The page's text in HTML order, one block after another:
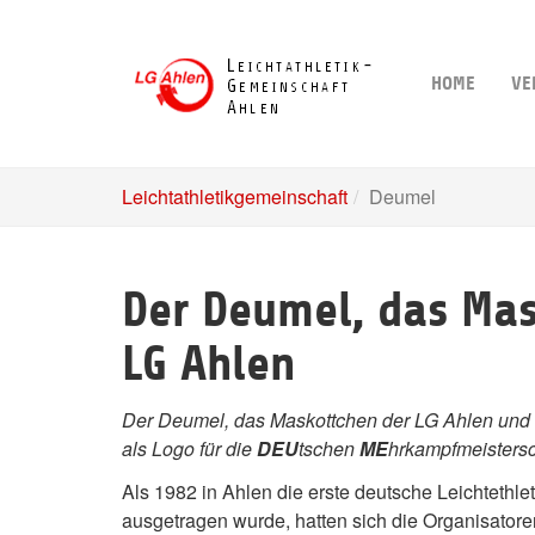
HOME
Leichtathletikgemeinschaft Deumel
Der Deumel, das
LG Ahlen
Der Deumel, das Maskottchen der LG Ahlen
als Logo für dieDEUtschenME
Als 1982 in Ahlen die erste deutsche
ausgetragen wurde, hatten sich die